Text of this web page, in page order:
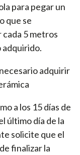
para pegar un
que se
5 metros
adquirido.
adquirir
a los 15 días de
último día de la
solicite que el
finalizar la